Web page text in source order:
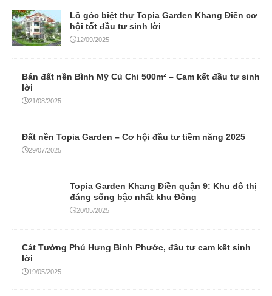
Lô góc biệt thự Topia Garden Khang Điền cơ
hội tốt đầu tư sinh lời
12/09/2025
Bán đất nền Bình Mỹ Củ Chi 500m² – Cam kết đầu tư sinh
lời
21/08/2025
Đất nền Topia Garden – Cơ hội đầu tư tiềm năng 2025
29/07/2025
Topia Garden Khang Điền quận 9: Khu đô thị
đáng sống bậc nhất khu Đông
20/05/2025
Cát Tường Phú Hưng Bình Phước, đầu tư cam kết sinh
lời
19/05/2025